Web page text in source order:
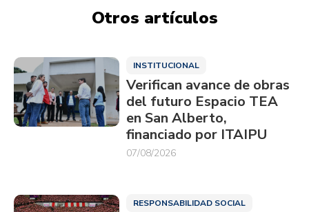
Otros artículos
INSTITUCIONAL
Verifican avance de obras
del futuro Espacio TEA
en San Alberto,
financiado por ITAIPU
07/08/2026
RESPONSABILIDAD SOCIAL